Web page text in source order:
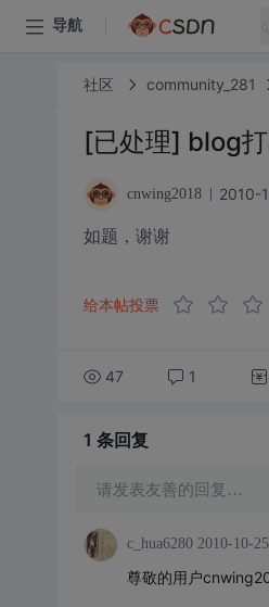
导航
社区 community_281
[已处理] blog
cnwing2018 2010-
如题，谢谢
给本帖投票
47 1
1 条回复
请发表友善的回复…
c_hua6280 2010-10-25
尊敬的用户